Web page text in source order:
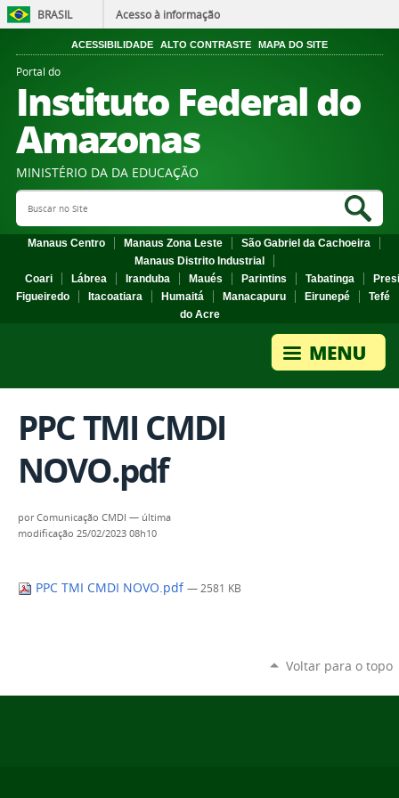
BRASIL Acesso à informação
ACESSIBILIDADE ALTO CONTRASTE MAPA DO SITE
Portal do
Instituto Federal do
Amazonas
MINISTÉRIO DA DA EDUCAÇÃO
Search Site
Manaus Centro Manaus Zona Leste
São Gabriel da Cachoeira
Manaus Distrito Industrial
Coari
Lábrea Iranduba Maués Parintins Tabatinga
Figueiredo
Itacoatiara Humaitá Manacapuru Eirunepé
Tefé
do Acre
PPC TMI CMDI
NOVO.pdf
porComunicação CMDI — última
modificação 25/02/2023 08h10
PPC TMI CMDI NOVO.pdf — 2581 KB
Voltar para o topo